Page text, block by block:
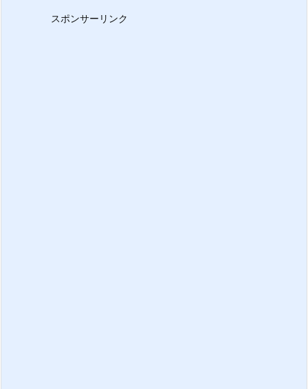
スポンサーリンク